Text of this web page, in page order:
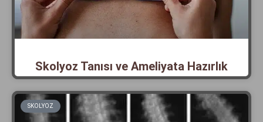
Skolyoz Tanısı ve Ameliyata Hazırlık
SKOLYOZ